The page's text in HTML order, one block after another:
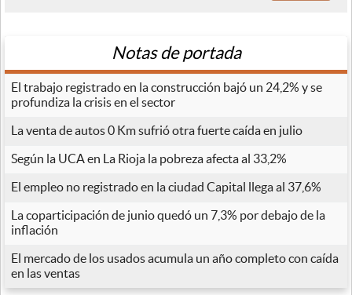
Notas de portada
El trabajo registrado en la construcción bajó un 24,2% y se
profundiza la crisis en el sector
La venta de autos 0 Km sufrió otra fuerte caída en julio
Según la UCA en La Rioja la pobreza afecta al 33,2%
El empleo no registrado en la ciudad Capital llega al 37,6%
La coparticipación de junio quedó un 7,3% por debajo de la
inflación
El mercado de los usados acumula un año completo con caída
en las ventas